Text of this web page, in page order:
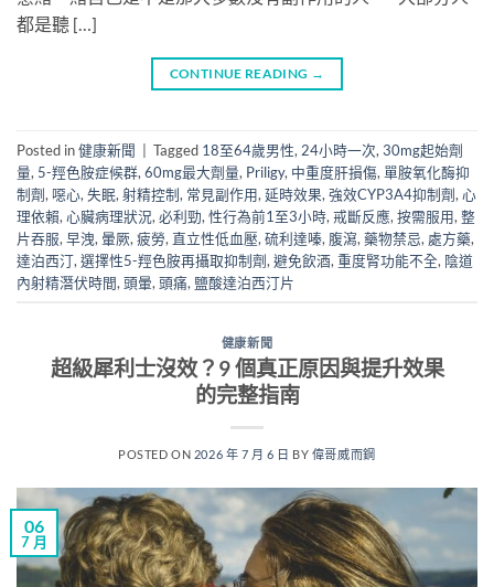
都是聽 […]
CONTINUE READING →
Posted in健康新聞 | Tagged 18至64歲男性, 24小時一次, 30mg起始劑
量, 5-羥色胺症候群, 60mg最大劑量, Priligy, 中重度肝損傷, 單胺氧化酶抑
制劑, 噁心, 失眠, 射精控制, 常見副作用, 延時效果, 強效CYP3A4抑制劑, 心
理依賴, 心臟病理狀況, 必利勁, 性行為前1至3小時, 戒斷反應, 按需服用, 整
片吞服, 早洩, 暈厥, 疲勞, 直立性低血壓, 硫利達嗪, 腹瀉, 藥物禁忌, 處方藥,
達泊西汀, 選擇性5-羥色胺再攝取抑制劑, 避免飲酒, 重度腎功能不全, 陰道
內射精潛伏時間, 頭暈, 頭痛, 鹽酸達泊西汀片
健康新聞
超級犀利士沒效？9 個真正原因與提升效果
的完整指南
POSTED ON 2026 年 7 月 6 日 BY 偉哥威而鋼
06
7 月